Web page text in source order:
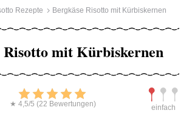
Rezepte Bergkäse Risotto mit Kürbiskernen
Risotto mit Kürbiskernen
Bewerten
★ 4,5/5 (22 Bewertungen) einfach